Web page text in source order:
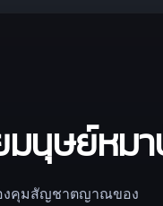
มนุษย์หมา
งคุมสัญชาตญาณของ